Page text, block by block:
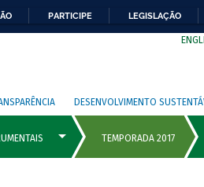
PARTICIPE LEGISLAÇÃO
DESENVOLVIMENTO